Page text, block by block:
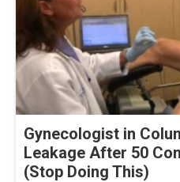
Gynecologist in
Leakage After 50
(Stop Doing This)